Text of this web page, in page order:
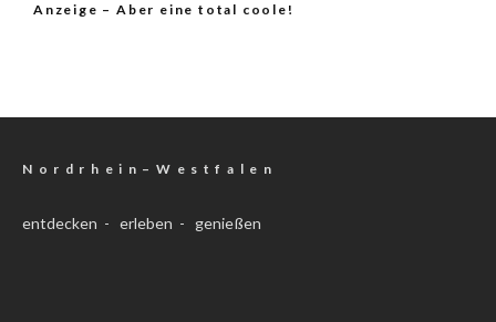
Anzeige – Aber eine total coole!
N o r d r h e i n – W e s t f a l e n
entdecken - erleben - genießen